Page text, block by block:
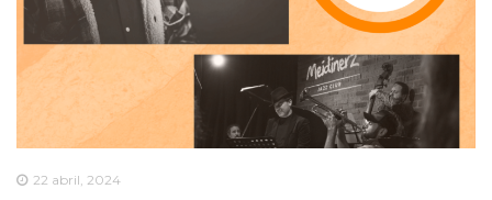
22 abril, 2024